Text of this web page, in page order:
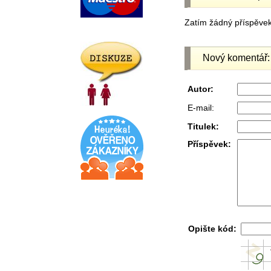
Zatím žádný
Nový komentář:
Autor:
E-mail:
Titulek:
Příspěvek:
Opište kód: